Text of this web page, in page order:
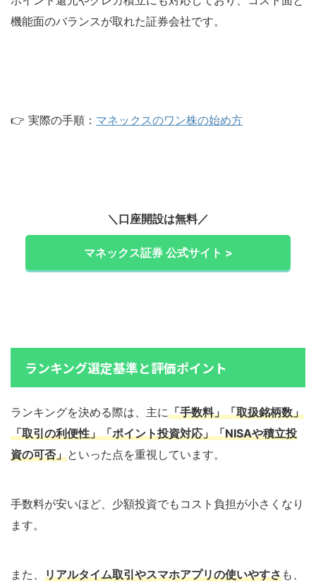
機能面のバランスが取れた証券会社です。
👉 実際の手順： マネックスのワン株の始め方
＼口座開設は無料／
マネックス証券 公式サイト >
ランキング選定基準と評価ポイント
ランキングを決める際は、主に「手数料」「取扱銘柄数」
「取引の利便性」「ポイント投資対応」「NISAや積立投
資の可否」といった点を重視しています。
手数料が安いほど、少額投資でもコスト負担が小さくなり
ます。
また、 リアルタイム取引やスマホアプリの使いやすさも、